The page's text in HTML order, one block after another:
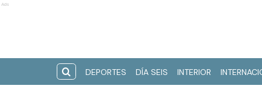
Ads
DEPORTES DÍA SEIS INTERIOR